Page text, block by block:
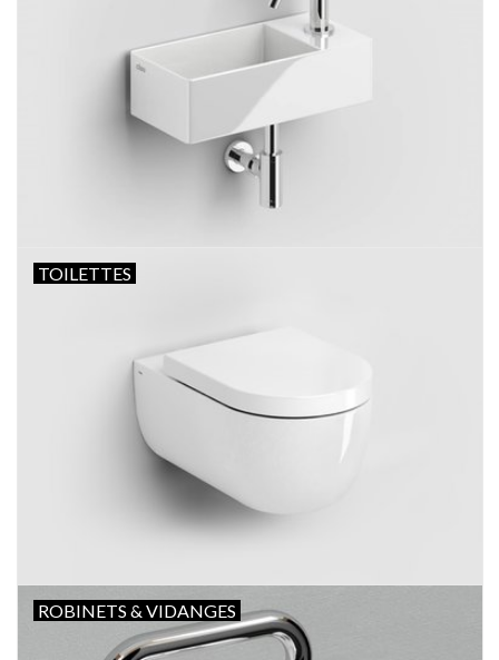
TOILETTES
ROBINETS & VIDANGES